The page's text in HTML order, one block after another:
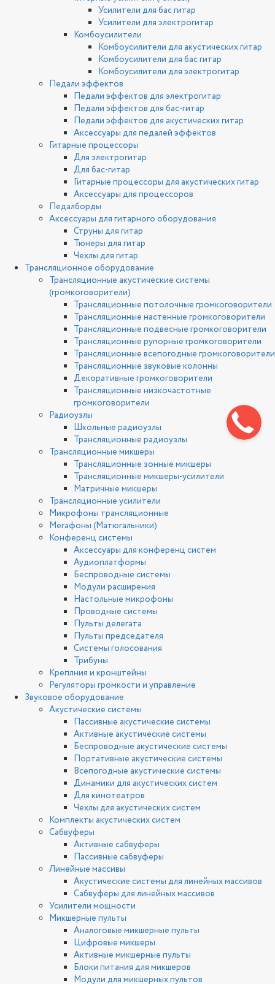
Усилители для бас гитар
Усилители для электрогитар
Комбоусилители
Комбоусилители для акустических гитар
Комбоусилители для бас гитар
Комбоусилители для электрогитар
Педали эффектов
Педали эффектов для электрогитар
Педали эффектов для бас-гитар
Педали эффектов для акустических гитар
Аксессуары для педалей эффектов
Гитарные процессоры
Для электрогитар
Для бас-гитар
Гитарные процессоры для акустических гитар
Аксессуары для процессоров
Педалборды
Аксессуары для гитарного оборудования
Струны для гитар
Тюнеры для гитар
Чехлы для гитар
Трансляционное оборудование
Трансляционные акустические системы
(громкоговорители)
Трансляционные потолочные громкоговорители
Трансляционные настенные громкоговорители
Трансляционные подвесные громкоговорители
Трансляционные рупорные громкоговорители
Трансляционные всепогодные громкоговорители
Трансляционные звуковые колонны
Декоративные громкоговорители
Трансляционные низкочастотные
громкоговорители
Радиоузлы
Школьные радиоузлы
Трансляционные радиоузлы
Трансляционные микшеры
Трансляционные зонные микшеры
Трансляционные микшеры-усилители
Матричные микшеры
Трансляционные усилители
Микрофоны трансляционные
Мегафоны (Матюгальники)
Конференц системы
Аксессуары для конференц систем
Аудиоплатформы
Беспроводные системы
Модули расширения
Настольные микрофоны
Проводные системы
Пульты делегата
Пульты председателя
Системы голосования
Трибуны
Креплния и кронштейны
Регуляторы громкости и управление
Звуковое оборудование
Акустические системы
Пассивные акустические системы
Активные акустические системы
Беспроводные акустические системы
Портативные акустические системы
Всепогодные акустические системы
Динамики для акустических систем
Для кинотеатров
Чехлы для акустических систем
Комплекты акустических систем
Сабвуферы
Активные сабвуферы
Пассивные сабвуферы
Линейные массивы
Акустические системы для линейных массивов
Сабвуферы для линейных массивов
Усилители мощности
Микшерные пульты
Аналоговые микшерные пульты
Цифровые микшеры
Активные микшерные пульты
Блоки питания для микшеров
Модули для микшерных пультов